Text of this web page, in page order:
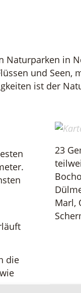
in
und
ist der
die
23
Marl,